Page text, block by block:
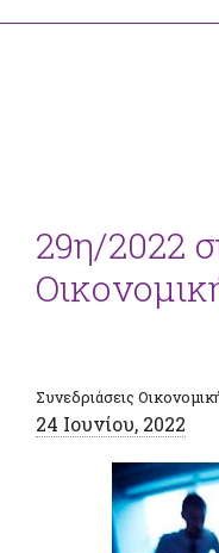
29η/2022
Συνεδριάσεις
24 Ιουνίου, 2022